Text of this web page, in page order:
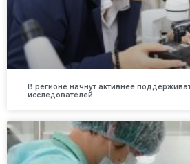
В регионе начнут активнее
исследователей